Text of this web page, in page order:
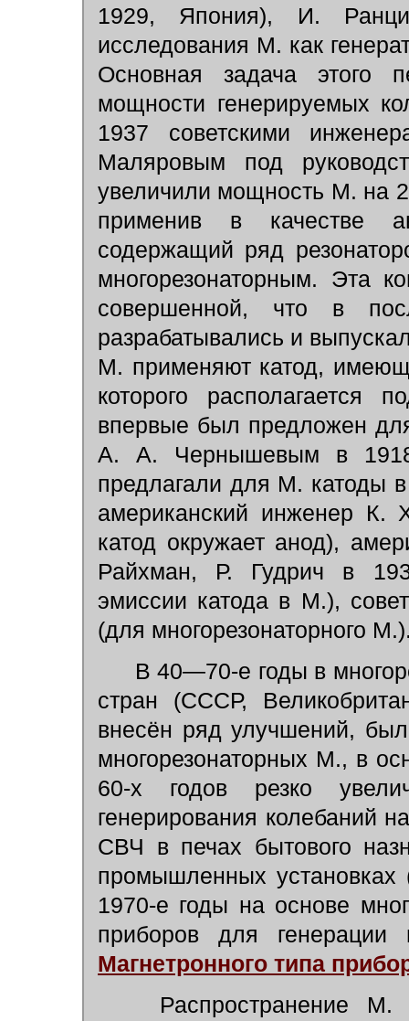
1929, Япония), И.
исследования М. как
Основная задача этого
мощности генерируемых
1937 советскими
Маляровым под
увеличили мощность М. на
применив в качестве
содержащий ряд
многорезонаторным. Эта
совершенной, что в
разрабатывались и
М. применяют катод,
которого располагается
впервые был предложен
А. А. Чернышевым в
предлагали для М. катоды
американский инженер К.
катод окружает анод),
Райхман, Р. Гудрич в
эмиссии катода в М.),
(для многорезонаторного
В 40—70-е годы в
стран (СССР,
внесён ряд улучшений,
многорезонаторных М., в
60-х годов резко
генерирования колебаний
СВЧ в печах бытового
промышленных
1970-е годы на основе
приборов для
Магнетронного типа
Распространение